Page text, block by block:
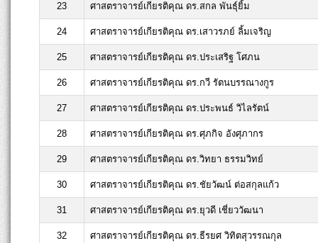
23 ศาสตราจารย์เกียรติคุณ ดร.สกล พันธุ์ยิ้ม
24 ศาสตราจารย์เกียรติคุณ ดร.เสาวรภย์ ลิ้มเจริญ
25 ศาสตราจารย์เกียรติคุณ ดร.ประเสริฐ โศภน
26 ศาสตราจารย์เกียรติคุณ ดร.กวี รัตนบรรณางกูร
27 ศาสตราจารย์เกียรติคุณ ดร.ประพนธ์ วิไลรัตน์
28 ศาสตราจารย์เกียรติคุณ ดร.ศุภกิจ อังศุภากร
29 ศาสตราจารย์เกียรติคุณ ดร.วิทยา ธรรมวิทย์
30 ศาสตราจารย์เกียรติคุณ ดร.ชัยวัฒน์ ต่อสกุลแก้ว
31 ศาสตราจารย์เกียรติคุณ ดร.ยุวดี เชี่ยววัฒนา
32 ศาสตราจารย์เกียรติคุณ ดร.ธีรยศ วิทิตสุวรรณกุล